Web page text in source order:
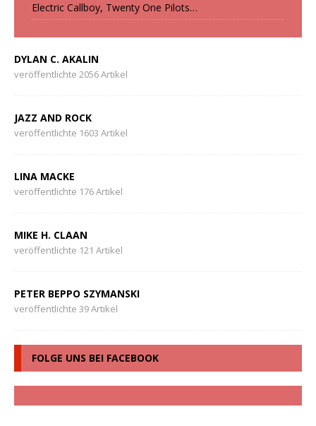
Electric Callboy, Twenty One Pilots…
DYLAN C. AKALIN
veröffentlichte 2056 Artikel
JAZZ AND ROCK
veröffentlichte 1603 Artikel
LINA MACKE
veröffentlichte 176 Artikel
MIKE H. CLAAN
veröffentlichte 121 Artikel
PETER BEPPO SZYMANSKI
veröffentlichte 39 Artikel
FOLGE UNS BEI FACEBOOK